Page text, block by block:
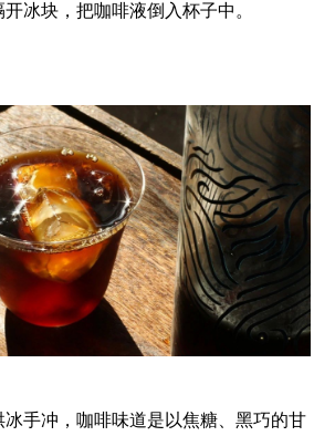
冰块，把咖啡液倒入杯子中。
手冲，咖啡味道是以焦糖、黑巧的甘